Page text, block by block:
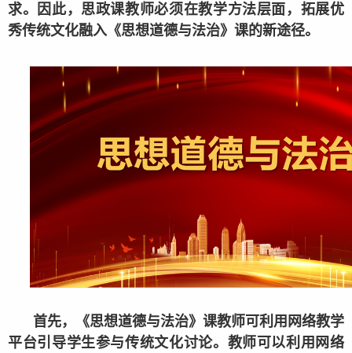
求。因此，思政课教师必须在教学方法层面，拓展优
秀传统文化融入《思想道德与法治》课的新途径。
首先，《思想道德与法治》课教师可利用网络教学
平台引导学生参与传统文化讨论。教师可以利用网络